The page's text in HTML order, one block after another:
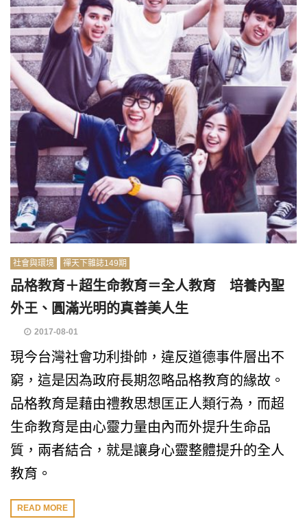
社會與環境 禪天下雜誌149期
品格教育＋超生命教育＝全人教育 培養內聖
外王、圓滿光明的真善美人生
2017-08-01
現今台灣社會功利掛帥，違反道德事件層出不
窮，這是因為政府長期忽略品格教育的緣故。
品格教育是藉由禮教思想匡正人類行為，而超
生命教育是由心靈力量由內而外提升生命品
質，兩者結合，就是讓身心靈整體提升的全人
教育。
READ MORE